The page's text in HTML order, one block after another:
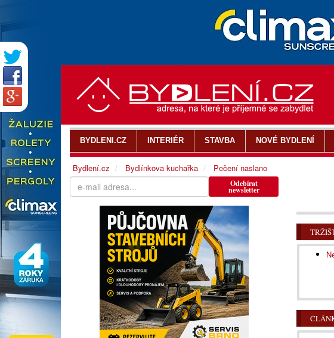
Odebírat
newsletter
BYDLENI.CZ INTERIÉR STAVBA NOVÉ BYDLENÍ
Bydlení.cz Bydlínkova kuchařka Pečení naslano